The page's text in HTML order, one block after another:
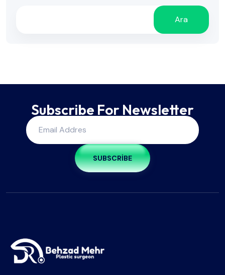
Ara
Subscribe For Newsletter
SUBSCRIBE